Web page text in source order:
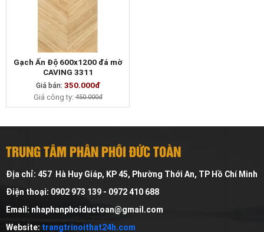
MUA NGAY
Gạch Ấn Độ 600x1200 đá mờ
CAVING 3311
Giá bán: 350.000đ
Giá công ty:450.000đ
TRUNG TÂM PHÂN PHỐI ĐỨC TOÀN
Địa chỉ: 457 Hà Huy Giáp, KP 45, Phường Thới An, TP Hồ Chí Minh
Điện thoại: 0902 973 139 - 0972 410 688
Email: nhaphanphoiductoan@gmail.com
Website: trangtrinoithat24h.com